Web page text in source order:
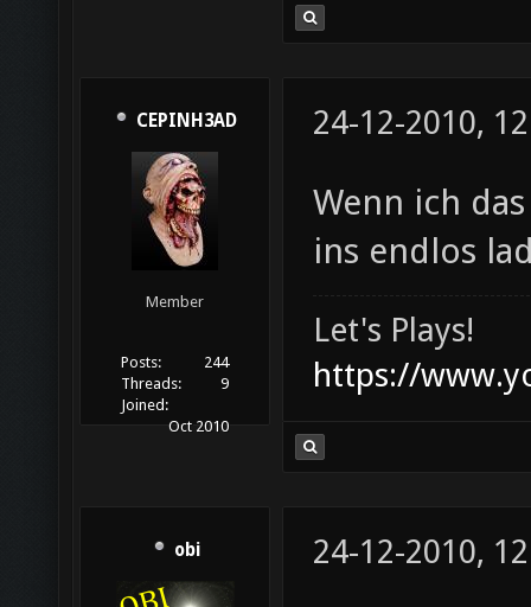
CEPINH3AD
Member
Posts:
244
Threads:
9
Joined:
Oct 2010
24-12-2010,
Wenn ich
ins endlos
Let's Plays!
https://
obi 24-12-2010,